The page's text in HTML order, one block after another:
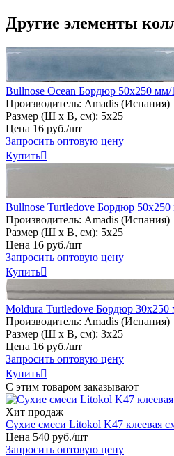
Другие элементы
Bullnose Ocean Бордюр 50х250
Производитель: Amadis (Испания)
Размер (Ш х В, см): 5х25
Цена 16 руб./шт
Запросить оптовую цену
Купить
Bullnose Turtledove Бордюр
Производитель: Amadis (Испания)
Размер (Ш х В, см): 5х25
Цена 16 руб./шт
Запросить оптовую цену
Купить
Moldura Turtledove Бордюр
Производитель: Amadis (Испания)
Размер (Ш х В, см): 3х25
Цена 16 руб./шт
Запросить оптовую цену
Купить
С этим товаром заказывают
Хит продаж
Сухие смеси Litokol K47 клеевая
Цена 540 руб./шт
Запросить оптовую цену